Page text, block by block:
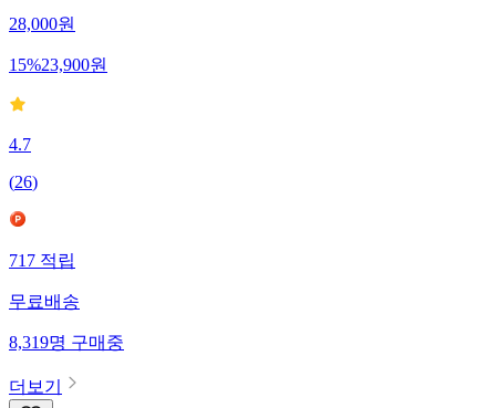
28,000원
15%23,900원
4.7
(26)
717적립
무료배송
8,319명구매중
더보기